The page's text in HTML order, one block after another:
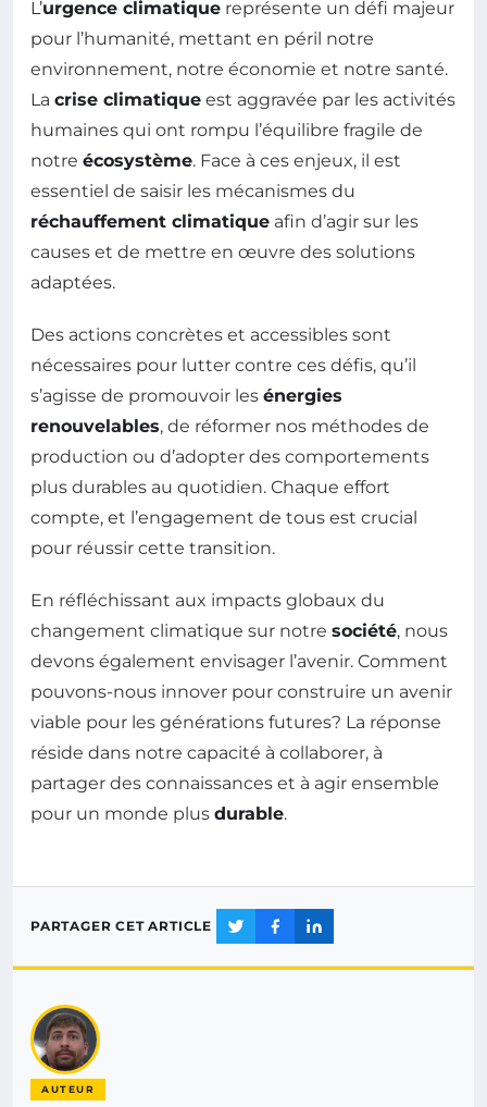
L’urgence climatique représente un défi majeur
pour l’humanité, mettant en péril notre
environnement, notre économie et notre santé.
La crise climatique est aggravée par les activités
humaines qui ont rompu l’équilibre fragile de
notre écosystème. Face à ces enjeux, il est
essentiel de saisir les mécanismes du
réchauffement climatique afin d’agir sur les
causes et de mettre en œuvre des solutions
adaptées.
Des actions concrètes et accessibles sont
nécessaires pour lutter contre ces défis, qu’il
s’agisse de promouvoir les énergies
renouvelables, de réformer nos méthodes de
production ou d’adopter des comportements
plus durables au quotidien. Chaque effort
compte, et l’engagement de tous est crucial
pour réussir cette transition.
En réfléchissant aux impacts globaux du
changement climatique sur notre société, nous
devons également envisager l’avenir. Comment
pouvons-nous innover pour construire un avenir
viable pour les générations futures? La réponse
réside dans notre capacité à collaborer, à
partager des connaissances et à agir ensemble
pour un monde plus durable.
PARTAGER CET ARTICLE
AUTEUR